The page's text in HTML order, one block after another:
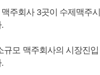
주회사 3곳이 수제맥주
모 맥주회사의 시장진